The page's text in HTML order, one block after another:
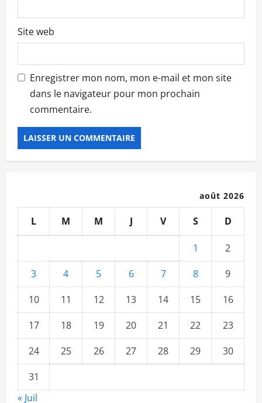
Site web
Enregistrer mon nom, mon e-mail et mon site
dans le navigateur pour mon prochain
commentaire.
août 2026
L M M J V S D
1
2
3
4 5 6 7 8
9
10
11 12 13 14 15
16
17
18 19 20 21 22
23
24
25 26 27 28 29
30
31
« Juil